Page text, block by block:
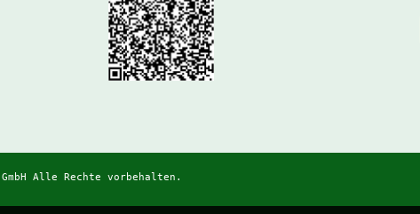
GmbH Alle Rechte vorbehalten.